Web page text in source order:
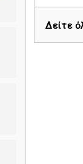
01/05/
Δείτε